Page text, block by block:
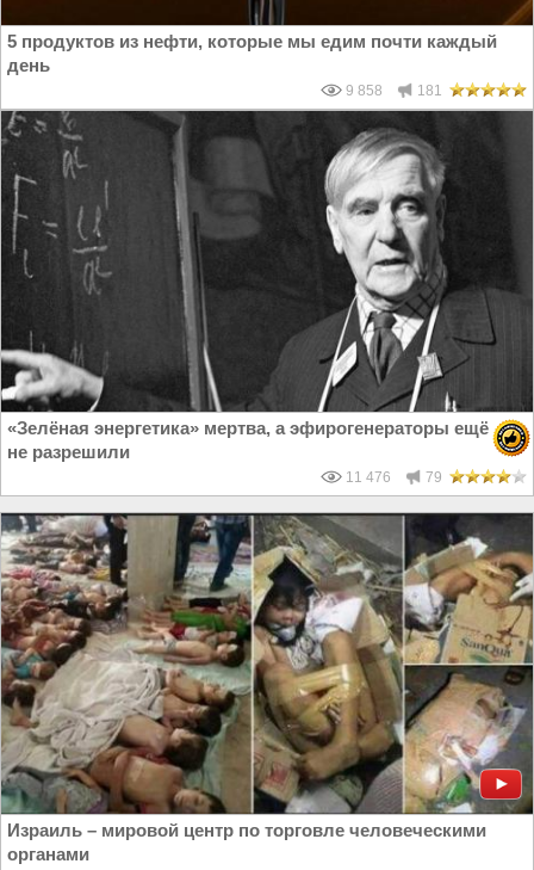
5 продуктов из нефти, которые мы едим почти каждый
день
9 858 181
«Зелёная энергетика» мертва, а эфирогенераторы ещё
не разрешили
11 476 79
Израиль – мировой центр по торговле человеческими
органами